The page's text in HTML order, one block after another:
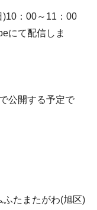
)10：00～11：00
にて配信しま
公開する予定で
ふたまたがわ(旭区)